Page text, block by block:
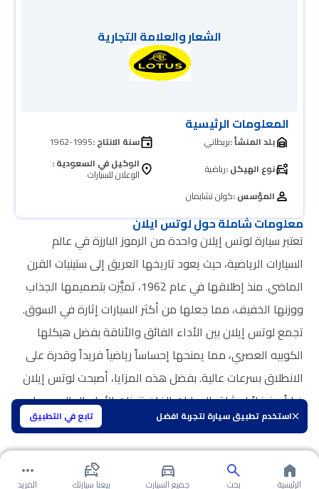
استخدم تطبيق سيارة لتجربة افضل تابع في التطبيق
الشعار والعلامة التجارية
المعلومات الرئيسية
بلد المنشأ :بريطاني سنة الانتاج :1962-1995
نوع الهيكل :رياضية الوكيل في السعودية :
الوعلان للسيارات
المؤسس :كولن تشابمان
معلومات شاملة حول لوتس ايلان
تعتبر سيارة لوتس إيلان واحدة من الرموز البارزة في عالم
السيارات الرياضية، حيث يعود تاريخها العريق إلى ستينيات القرن
الماضي. منذ إطلاقها في عام 1962، تميَّزت بتصميمها الجذاب
ووزنها الخفيف، مما جعلها من أكثر السيارات إثارة في السوق.
تجمع لوتس إيلان بين الأداء الفائق والأناقة بفضل هيكلها
الكوبيه العصري، مما يمنحها إحساساً رياضياً فريداً وقدرة على
الانطلاق بسرعات عالية. بفضل هذه المزايا، أصبحت لوتس إيلان
خياراً مفضلاً لعشاق السيارات الفاخرة ذات الأداء العالي، مما
يعزز مكانتها في سوق السيارات الحديث.
الرئيسية بحث جميع السيارت بيعنا سيارتك المزيد